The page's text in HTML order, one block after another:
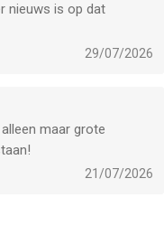
nieuws is op dat
29/07/2026
maar grote
21/07/2026